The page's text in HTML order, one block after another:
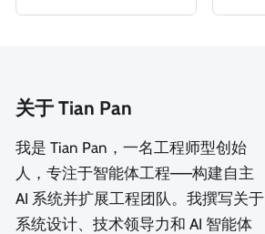
关于 Tian Pan
我是 Tian Pan，一名工程师型创始
人，专注于智能体工程——构建自主
AI 系统并扩展工程团队。我撰写关于
系统设计、技术领导力和 AI 智能体